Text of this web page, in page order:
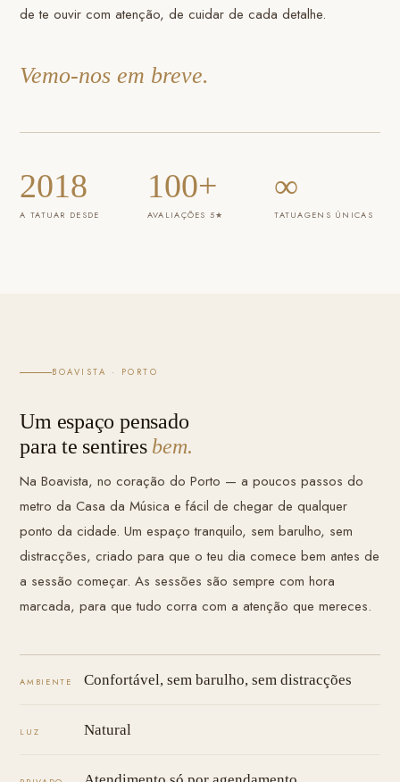
de te ouvir com atenção, de cuidar de cada detalhe.
Vemo-nos em breve.
2018
A TATUAR DESDE
100+
AVALIAÇÕES 5★
∞
TATUAGENS ÚNICAS
BOAVISTA · PORTO
Um espaço pensado
para te sentires bem.
Na Boavista, no coração do Porto — a poucos passos do
metro da Casa da Música e fácil de chegar de qualquer
ponto da cidade. Um espaço tranquilo, sem barulho, sem
distracções, criado para que o teu dia comece bem antes de
a sessão começar. As sessões são sempre com hora
marcada, para que tudo corra com a atenção que mereces.
AMBIENTE Confortável, sem barulho, sem distracções
LUZ Natural